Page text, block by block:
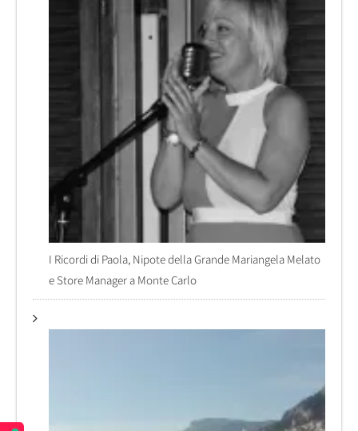
I Ricordi di Paola, Nipote della Grande Mariangela Melato
e Store Manager a Monte Carlo